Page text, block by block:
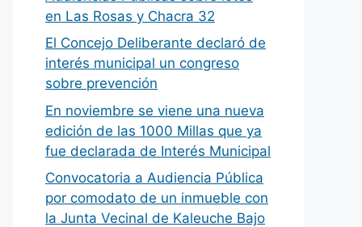
en Las Rosas y Chacra 32
El Concejo Deliberante declaró de
interés municipal un congreso
sobre prevención
En noviembre se viene una nueva
edición de las 1000 Millas que ya
fue declarada de Interés Municipal
Convocatoria a Audiencia Pública
por comodato de un inmueble con
la Junta Vecinal de Kaleuche Bajo